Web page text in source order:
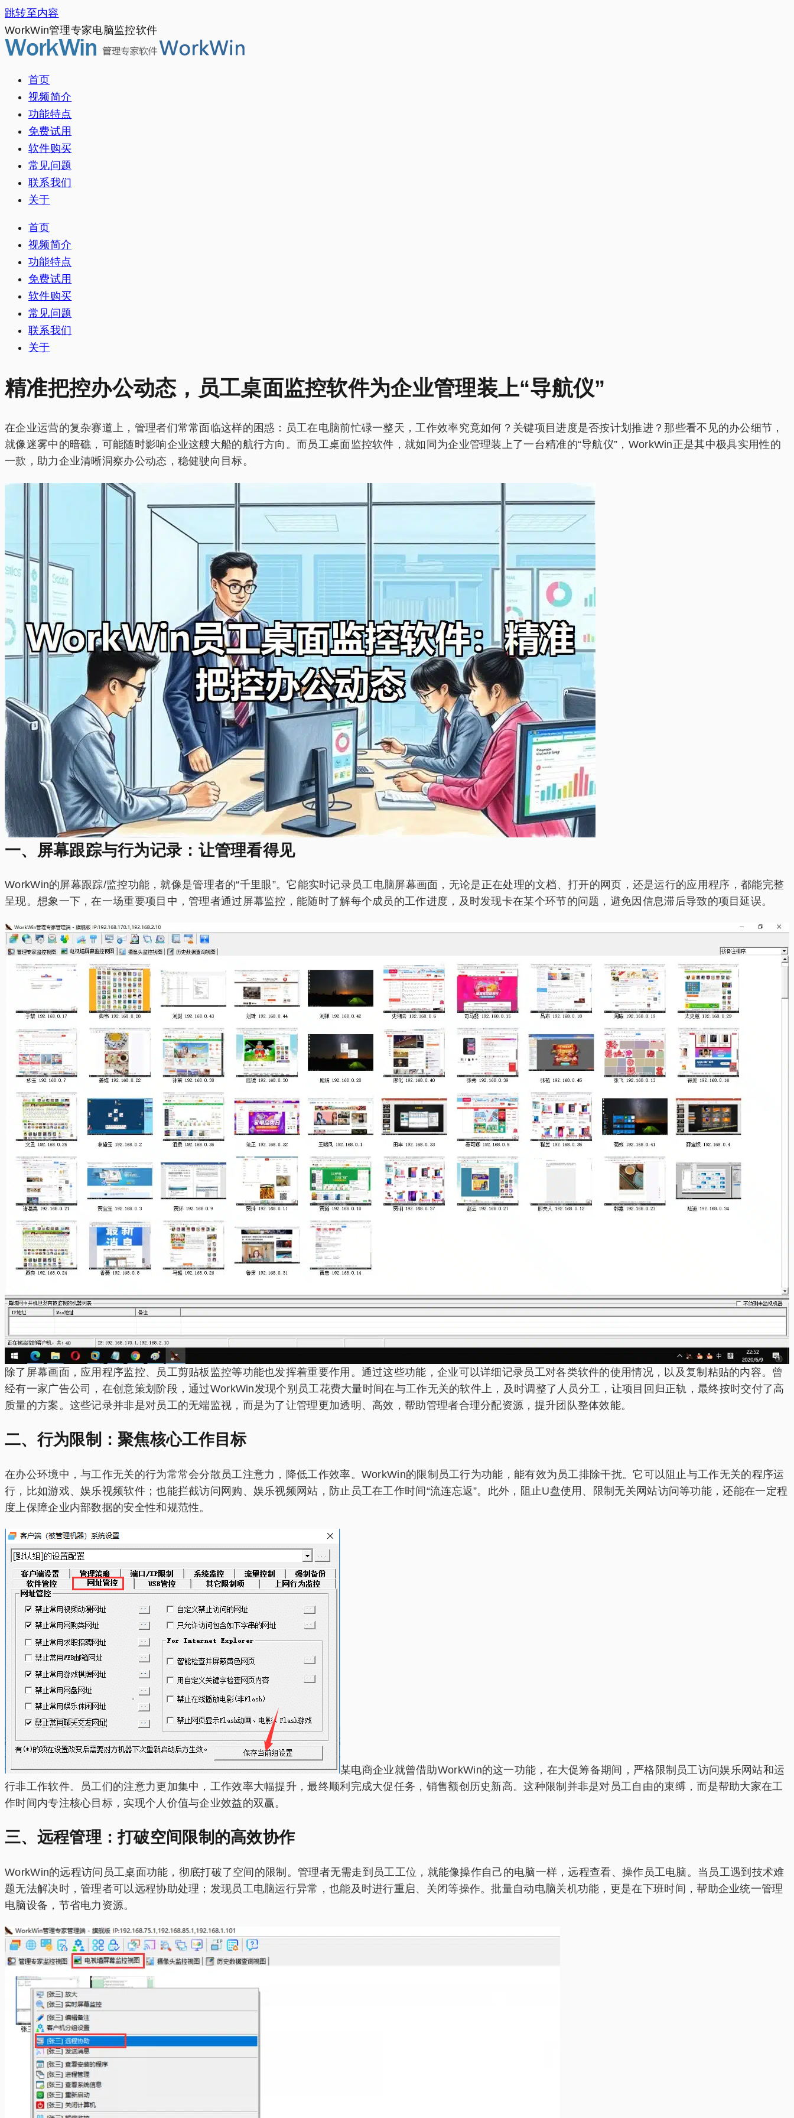
跳转至内容
WorkWin管理专家电脑监控软件
首页
视频简介
功能特点
免费试用
软件购买
常见问题
联系我们
关于
首页
视频简介
功能特点
免费试用
软件购买
常见问题
联系我们
关于
精准把控办公动态，员工桌面监控软件为企业管理装上“导航仪”
在企业运营的复杂赛道上，管理者们常常面临这样的困惑：员工在电脑前忙碌一整天，工作效率究竟如何？关键项目进度是否按计划推进？那些看不见的办公细节，
就像迷雾中的暗礁，可能随时影响企业这艘大船的航行方向。而员工桌面监控软件，就如同为企业管理装上了一台精准的“导航仪”，WorkWin正是其中极具实用性的
一款，助力企业清晰洞察办公动态，稳健驶向目标。
一、屏幕跟踪与行为记录：让管理看得见
WorkWin的屏幕跟踪/监控功能，就像是管理者的“千里眼”。它能实时记录员工电脑屏幕画面，无论是正在处理的文档、打开的网页，还是运行的应用程序，都能完整
呈现。想象一下，在一场重要项目中，管理者通过屏幕监控，能随时了解每个成员的工作进度，及时发现卡在某个环节的问题，避免因信息滞后导致的项目延误。
除了屏幕画面，应用程序监控、员工剪贴板监控等功能也发挥着重要作用。通过这些功能，企业可以详细记录员工对各类软件的使用情况，以及复制粘贴的内容。曾
经有一家广告公司，在创意策划阶段，通过WorkWin发现个别员工花费大量时间在与工作无关的软件上，及时调整了人员分工，让项目回归正轨，最终按时交付了高
质量的方案。这些记录并非是对员工的无端监视，而是为了让管理更加透明、高效，帮助管理者合理分配资源，提升团队整体效能。
二、行为限制：聚焦核心工作目标
在办公环境中，与工作无关的行为常常会分散员工注意力，降低工作效率。WorkWin的限制员工行为功能，能有效为员工排除干扰。它可以阻止与工作无关的程序运
行，比如游戏、娱乐视频软件；也能拦截访问网购、娱乐视频网站，防止员工在工作时间“流连忘返”。此外，阻止U盘使用、限制无关网站访问等功能，还能在一定程
度上保障企业内部数据的安全性和规范性。
某电商企业就曾借助WorkWin的这一功能，在大促筹备期间，严格限制员工访问娱乐网站和运
行非工作软件。员工们的注意力更加集中，工作效率大幅提升，最终顺利完成大促任务，销售额创历史新高。这种限制并非是对员工自由的束缚，而是帮助大家在工
作时间内专注核心目标，实现个人价值与企业效益的双赢。
三、远程管理：打破空间限制的高效协作
WorkWin的远程访问员工桌面功能，彻底打破了空间的限制。管理者无需走到员工工位，就能像操作自己的电脑一样，远程查看、操作员工电脑。当员工遇到技术难
题无法解决时，管理者可以远程协助处理；发现员工电脑运行异常，也能及时进行重启、关闭等操作。批量自动电脑关机功能，更是在下班时间，帮助企业统一管理
电脑设备，节省电力资源。